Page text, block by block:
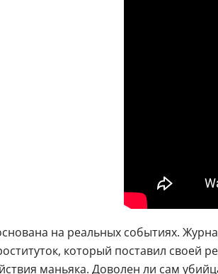
на реальных событиях.
который поставил
маньяка. Доволен ли сам